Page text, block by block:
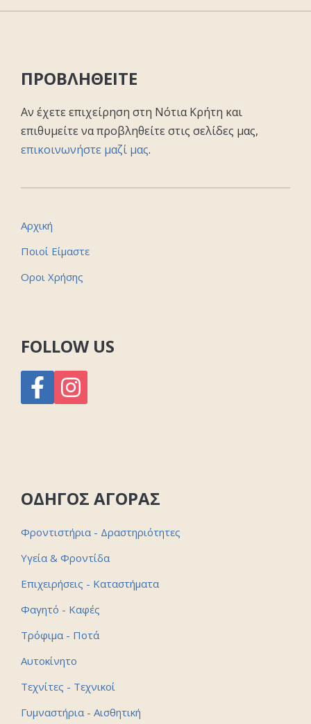
ΠΡΟΒΛΗΘΕΙΤΕ
Αν έχετε επιχείρηση στη Νότια Κρήτη και
επιθυμείτε να προβληθείτε στις σελίδες μας,
επικοινωνήστε μαζί μας.
Αρχική
Ποιοί Είμαστε
Οροι Χρήσης
FOLLOW US
ΟΔΗΓΟΣ ΑΓΟΡΑΣ
Φροντιστήρια - Δραστηριότητες
Υγεία & Φροντίδα
Επιχειρήσεις - Καταστήματα
Φαγητό - Καφές
Τρόφιμα - Ποτά
Αυτοκίνητο
Τεχνίτες - Τεχνικοί
Γυμναστήρια - Αισθητική